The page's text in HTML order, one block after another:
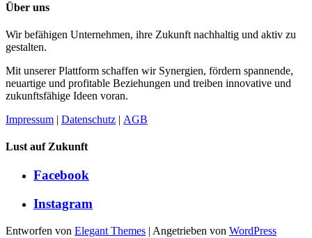
Über uns
Wir befähigen Unternehmen, ihre Zukunft nachhaltig und aktiv zu
gestalten.
Mit unserer Plattform schaffen wir Synergien, fördern spannende,
neuartige und profitable Beziehungen und treiben innovative und
zukunftsfähige Ideen voran.
Impressum | Datenschutz | AGB
Lust auf Zukunft
Facebook
Instagram
Entworfen von Elegant Themes | Angetrieben von WordPress